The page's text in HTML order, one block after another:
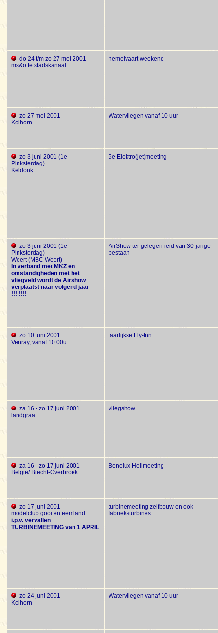
do 24 t/m zo 27 mei 2001
ms&o te stadskanaal
hemelvaart weekend
zo 27 mei 2001
Kolhorn
Watervliegen vanaf 10 uur
zo 3 juni 2001 (1e
Pinksterdag)
Keldonk
5e Elektro(jet)meeting
zo 3 juni 2001 (1e
Pinksterdag)
Weert (MBC Weert)
In verband met MKZ en
omstandigheden met het
vliegveld wordt de Airshow
verplaatst naar volgend jaar
!!!!!!!!
AirShow ter gelegenheid van 30-jarige
bestaan
zo 10 juni 2001
Venray, vanaf 10.00u
jaarlijkse Fly-Inn
za 16 - zo 17 juni 2001
landgraaf
vliegshow
za 16 - zo 17 juni 2001
Belgie/ Brecht-Overbroek
Benelux Helimeeting
zo 17 juni 2001
modelclub gooi en eemland
i.p.v. vervallen
TURBINEMEETING van 1 APRIL
turbinemeeting zelfbouw en ook
fabrieksturbines
zo 24 juni 2001
Kolhorn
Watervliegen vanaf 10 uur